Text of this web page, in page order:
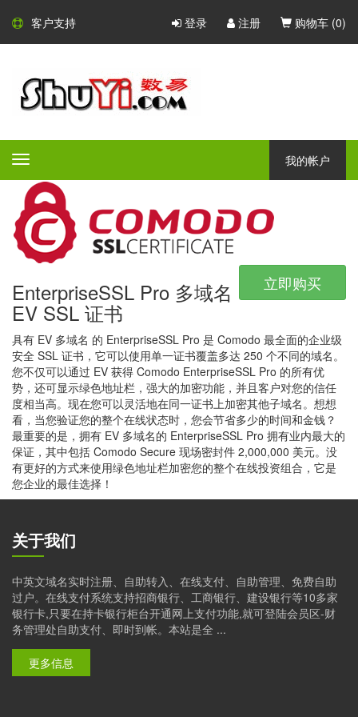
客户支持 登录 注册 购物车 (0)
Toggle
navigation
我的帐户
Comodo SSL 证书
Comodo - 大型的 CA 证书颁发
机构
会为任何公司或组织提供完美的安全解决方案。
立即购买
EnterpriseSSL Pro 多域名
EV SSL 证书
具有 EV 多域名 的 EnterpriseSSL Pro 是 Comodo 最全面的企业级
安全 SSL 证书，它可以使用单一证书覆盖多达 250 个不同的域名。
您不仅可以通过 EV 获得 Comodo EnterpriseSSL Pro 的所有优
势，还可显示绿色地址栏，强大的加密功能，并且客户对您的信任
度相当高。现在您可以灵活地在同一证书上加密其他子域名。想想
看，当您验证您的整个在线状态时，您会节省多少的时间和金钱？
最重要的是，拥有 EV 多域名的 EnterpriseSSL Pro 拥有业内最大的
保证，其中包括 Comodo Secure 现场密封件 2,000,000 美元。没
有更好的方式来使用绿色地址栏加密您的整个在线投资组合，它是
您企业的最佳选择！
关于我们
中英文域名实时注册、自助转入、在线支付、自助管理、免费自助
过户。在线支付系统支持招商银行、工商银行、建设银行等10多家
银行卡,只要在持卡银行柜台开通网上支付功能,就可登陆会员区-财
务管理处自助支付、即时到帐。本站是全 ...
更多信息